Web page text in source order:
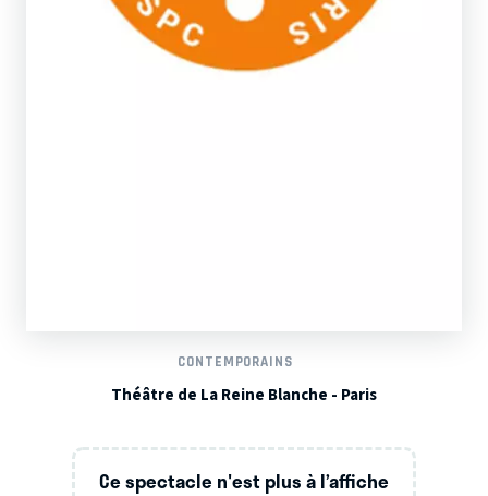
CONTEMPORAINS
Théâtre de La Reine Blanche - Paris
Ce spectacle n'est plus à l’affiche